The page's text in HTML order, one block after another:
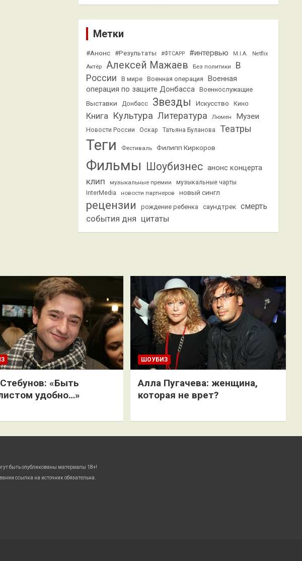
Метки
#Анонс #Результаты #ФТСАРР #интервью M.I.A. Netflix
Актёр Алексей Мажаев Без политики
В
России
В мире Военная операция
Военная
операция по защите Донбасса
Военнослужащие
Выставки Донбасс Звезды Искусство Кино
Книга Культура Литература Люмен Музеи
Новости России Оскар Татьяна Буланова Театры
Теги Фестиваль Филипп Киркоров
Фильмы Шоубизнес анонс концерта
клип музыкальные премии
музыкальные чарты
InterMedia
новости партнеров новый сингл
рецензии рождение ребенка саундтрек смерть
события дня цитаты
«Быть
удобно…»
ШОУБИЗ
Алла Пугачева: женщина,
которая не врет?
быть опубликованы материалы 18+!
ссылка на источник обязательна.